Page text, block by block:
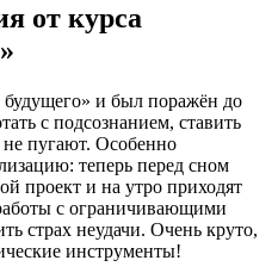
от курса
и был поражён до
с подсознанием, ставить
пугают. Особенно
теперь перед сном
проект и на утро приходят
с ограничивающими
страх неудачи. Очень круто,
инструменты!